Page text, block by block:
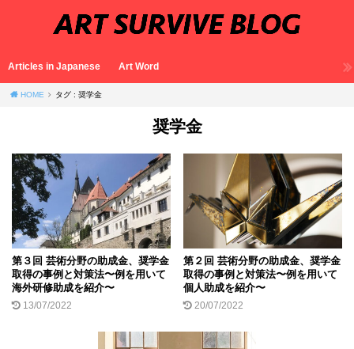
Articles in Japanese Art Word
HOME タグ : 奨学金
奨学金
第３回 芸術分野の助成金、奨学金
取得の事例と対策法〜例を用いて
海外研修助成を紹介〜
13/07/2022
第２回 芸術分野の助成金、奨学金
取得の事例と対策法〜例を用いて
個人助成を紹介〜
20/07/2022